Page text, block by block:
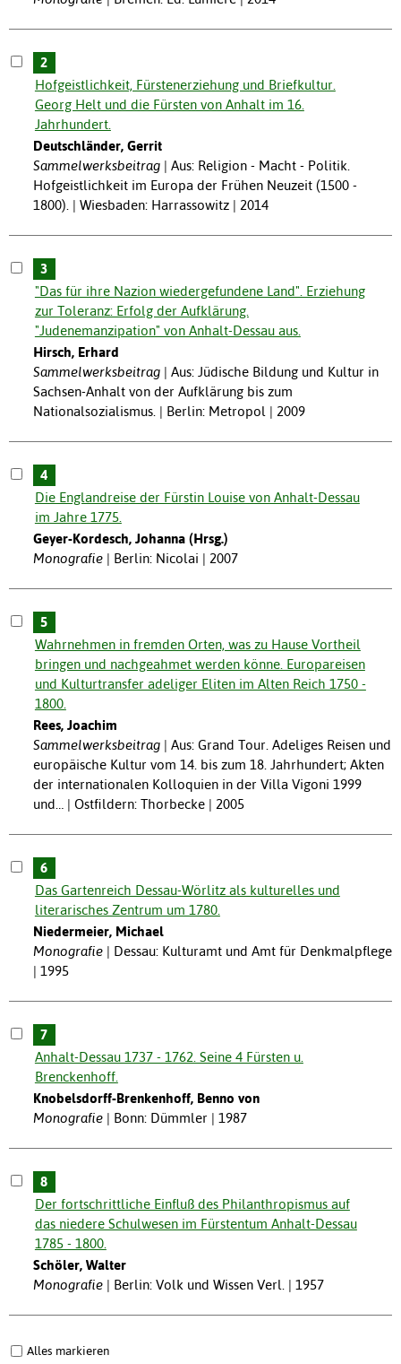
2
Hofgeistlichkeit, Fürstenerziehung und Briefkultur.
Georg Helt und die Fürsten von Anhalt im 16.
Jahrhundert.
Deutschländer, Gerrit
Sammelwerksbeitrag
Aus: Religion - Macht - Politik.
Hofgeistlichkeit im Europa der Frühen Neuzeit (1500 -
1800). | Wiesbaden: Harrassowitz | 2014
3
"Das für ihre Nazion wiedergefundene Land". Erziehung
zur Toleranz: Erfolg der Aufklärung.
"Judenemanzipation" von Anhalt-Dessau aus.
Hirsch, Erhard
Sammelwerksbeitrag
Aus: Jüdische Bildung und Kultur in
Sachsen-Anhalt von der Aufklärung bis zum
Nationalsozialismus. | Berlin: Metropol | 2009
4
Die Englandreise der Fürstin Louise von Anhalt-Dessau
im Jahre 1775.
Geyer-Kordesch, Johanna (Hrsg.)
Monografie
Berlin: Nicolai | 2007
5
Wahrnehmen in fremden Orten, was zu Hause Vortheil
bringen und nachgeahmet werden könne. Europareisen
und Kulturtransfer adeliger Eliten im Alten Reich 1750 -
1800.
Rees, Joachim
Sammelwerksbeitrag
Aus: Grand Tour. Adeliges Reisen und
europäische Kultur vom 14. bis zum 18. Jahrhundert; Akten
der internationalen Kolloquien in der Villa Vigoni 1999
und… | Ostfildern: Thorbecke | 2005
6
Das Gartenreich Dessau-Wörlitz als kulturelles und
literarisches Zentrum um 1780.
Niedermeier, Michael
Monografie
Dessau: Kulturamt und Amt für Denkmalpflege
| 1995
7
Anhalt-Dessau 1737 - 1762. Seine 4 Fürsten u.
Brenckenhoff.
Knobelsdorff-Brenkenhoff, Benno von
Monografie
Bonn: Dümmler | 1987
8
Der fortschrittliche Einfluß des Philanthropismus auf
das niedere Schulwesen im Fürstentum Anhalt-Dessau
1785 - 1800.
Schöler, Walter
Monografie
Berlin: Volk und Wissen Verl. | 1957
Alles markieren